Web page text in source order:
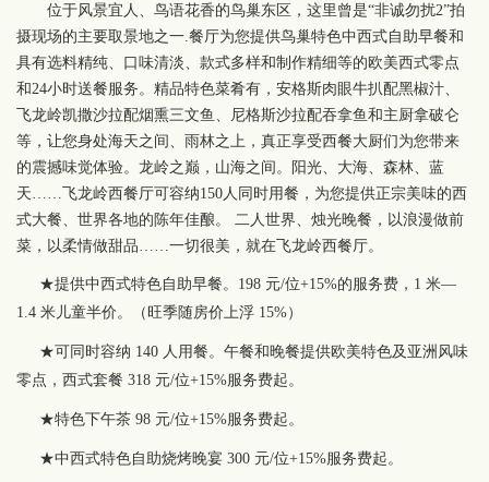
位于风景宜人、鸟语花香的鸟巢东区，这里曾是“非诚勿扰2”拍
摄现场的主要取景地之一.餐厅为您提供鸟巢特色中西式自助早餐和
具有选料精纯、口味清淡、款式多样和制作精细等的欧美西式零点
和24小时送餐服务。精品特色菜肴有，安格斯肉眼牛扒配黑椒汁、
飞龙岭凯撒沙拉配烟熏三文鱼、尼格斯沙拉配吞拿鱼和主厨拿破仑
等，让您身处海天之间、雨林之上，真正享受西餐大厨们为您带来
的震撼味觉体验。 龙岭之巅，山海之间。阳光、大海、森林、蓝
天……飞龙岭西餐厅可容纳150人同时用餐，为您提供正宗美味的西
式大餐、世界各地的陈年佳酿。
二人世界、烛光晚餐，以浪漫做前
菜，以柔情做甜品……一切很美，就在飞龙岭西餐厅。
★提供中西式特色自助早餐。198 元/位+15%的服务费，1 米—
1.4 米儿童半价。（旺季随房价上浮 15%）
★可同时容纳 140 人用餐。午餐和晚餐提供欧美特色及亚洲风味
零点，西式套餐 318 元/位+15%服务费起。
★特色下午茶 98 元/位+15%服务费起。
★中西式特色自助烧烤晚宴 300 元/位+15%服务费起。